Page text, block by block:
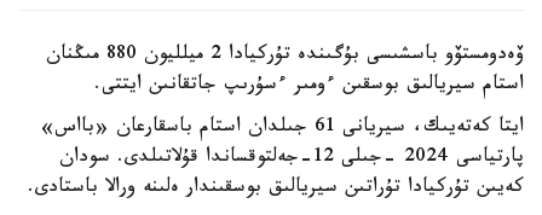
ۆەدومستۆو باسشىسى بۇگىندە تۇركيادا 2 ميلليون 880 مىڭنان
استام سيريالىق بوسقىن ءومىر ءسۇرىپ جاتقانىن ايتتى.
ايتا كەتەيىك، سيريانى 61 جىلدان استام باسقارعان «بااس»
پارتياسى 2024 -جىلى 12-جەلتوقساندا قۇلاتىلدى. سودان
كەيىن تۇركيادا تۇراتىن سيريالىق بوسقىندار ەلىنە ورالا باستادى.